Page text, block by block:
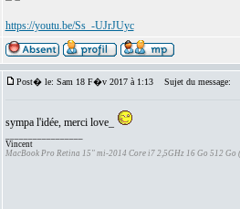
https://youtu.be/Ss_-UJrJUyc
Post� le: Sam 18 F�v 2017 à 1:13 Sujet du message:
sympa l'idée, merci love_
Vincent
MacBook Pro Retina 15" mi-2014 Core i7 2,5GHz 16 Go 512 Go